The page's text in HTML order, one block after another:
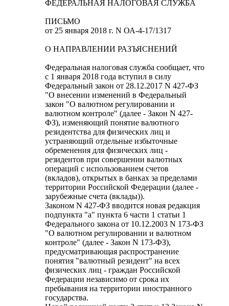
ФЕДЕРАЛЬНАЯ НАЛОГОВАЯ СЛУЖБА
ПИСЬМО
от 25 января 2018 г. N ОА-4-17/1317
О НАПРАВЛЕНИИ РАЗЪЯСНЕНИЙ
Федеральная налоговая служба сообщает, что
с 1 января 2018 года вступил в силу
Федеральный закон от 28.12.2017 N 427-ФЗ
"О внесении изменений в Федеральный
закон "О валютном регулировании и
валютном контроле" (далее - Закон N 427-
ФЗ), изменяющий понятие валютного
резидентства для физических лиц и
устраняющий отдельные избыточные
обременения для физических лиц -
резидентов при совершении валютных
операций с использованием счетов
(вкладов), открытых в банках за пределами
территории Российской Федерации (далее -
зарубежные счета (вклады)).
Законом N 427-ФЗ вводится новая редакция
подпункта "а" пункта 6 части 1 статьи 1
Федерального закона от 10.12.2003 N 173-ФЗ
"О валютном регулировании и валютном
контроле" (далее - Закон N 173-ФЗ),
предусматривающая распространение
понятия "валютный резидент" на всех
физических лиц - граждан Российской
Федерации независимо от срока их
пребывания на территории иностранного
государства.